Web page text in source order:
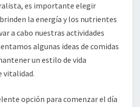
es importante elegir
la energía y los nutrientes
a cabo nuestras actividades
algunas ideas de comidas
un estilo de vida
vitalidad.
opción para comenzar el día